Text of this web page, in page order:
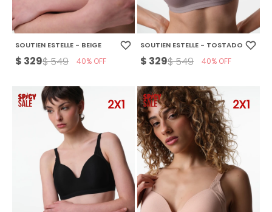
SOUTIEN ESTELLE - BEIGE
$ 329$549 40
SOUTIEN ESTELLE - TOSTADO
$ 329$549 40